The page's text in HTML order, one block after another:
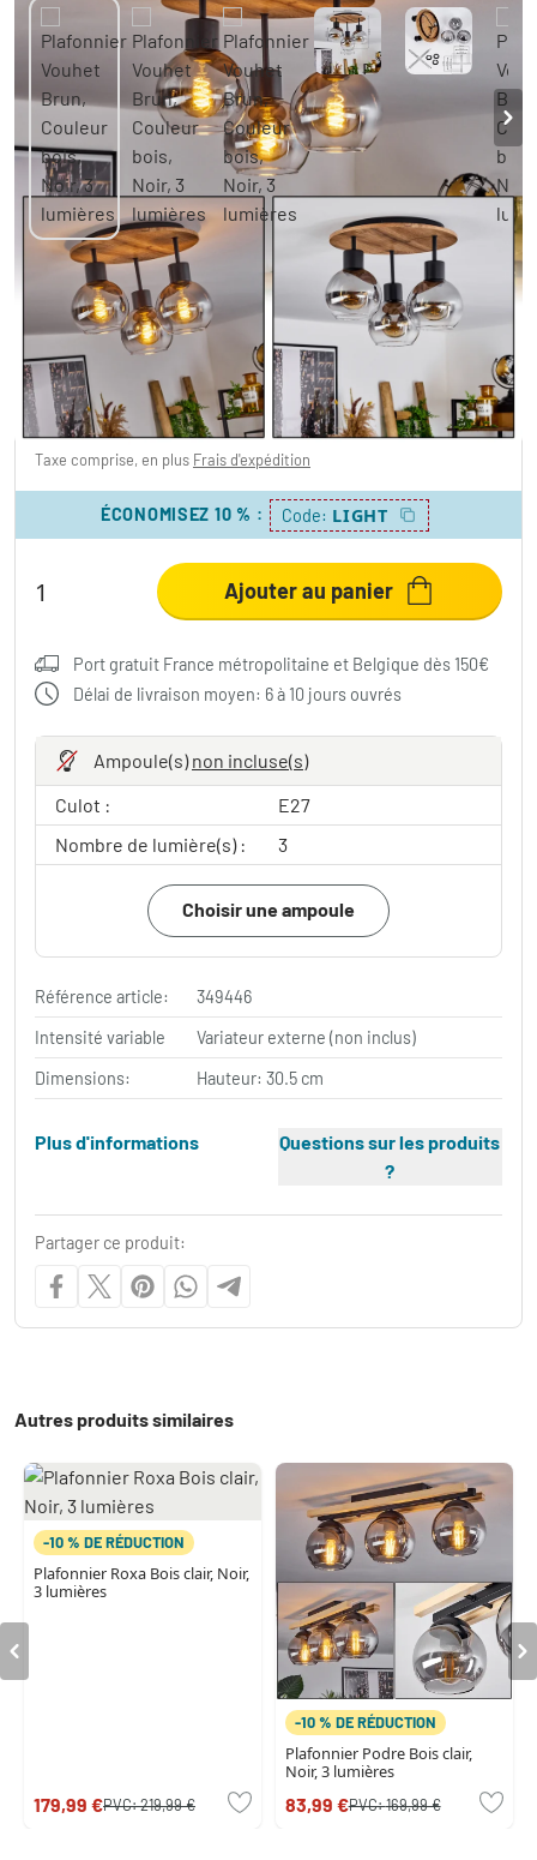
Plafonnier Vouhet Brun, Couleur bois, Noir,
3 lumières
-40% 119,99 €
Vous économisez80,00 € PVC:199,99 €
Taxe comprise, en plus Frais d'expédition
ÉCONOMISEZ 10 % : Code: LIGHT
Ajouter au panier
Port gratuit France métropolitaine et Belgique dès 150€
Délai de livraison moyen: 6 à 10 jours ouvrés
Ampoule(s)non incluse(s)
Culot :
E27
Nombre de lumière(s) :
3
Choisir une ampoule
Référence article:
349446
Intensité variable
Variateur externe (non inclus)
Dimensions:
Hauteur: 30.5 cm
Plus d'informations
Questions sur les produits
?
Partager ce produit:
Autres produits similaires
-10 % DE RÉDUCTION
Plafonnier Roxa Bois clair, Noir,
3 lumières
179,99 €PVC:219,99 €
-10 % DE RÉDUCTION
Plafonnier Podre Bois clair,
Noir, 3 lumières
83,99 €PVC:169,99 €